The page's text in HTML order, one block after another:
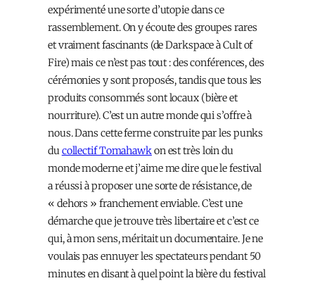
expérimenté une sorte d’utopie dans ce
rassemblement. On y écoute des groupes rares
et vraiment fascinants (de Darkspace à Cult of
Fire) mais ce n’est pas tout : des conférences, des
cérémonies y sont proposés, tandis que tous les
produits consommés sont locaux (bière et
nourriture). C’est un autre monde qui s’offre à
nous. Dans cette ferme construite par les punks
ducollectif Tomahawkon est très loin du
monde moderne et j’aime me dire que le festival
a réussi à proposer une sorte de résistance, de
« dehors » franchement enviable. C’est une
démarche que je trouve très libertaire et c’est ce
qui, à mon sens, méritait un documentaire. Je ne
voulais pas ennuyer les spectateurs pendant 50
minutes en disant à quel point la bière du festival